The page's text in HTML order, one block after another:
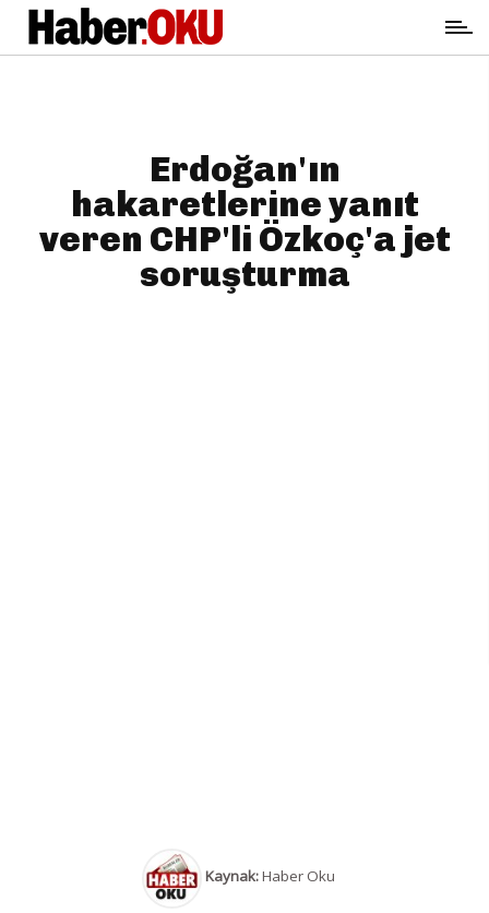
Erdoğan'ın
hakaretlerine yanıt
veren CHP'li Özkoç'a jet
soruşturma
Kaynak:Haber Oku